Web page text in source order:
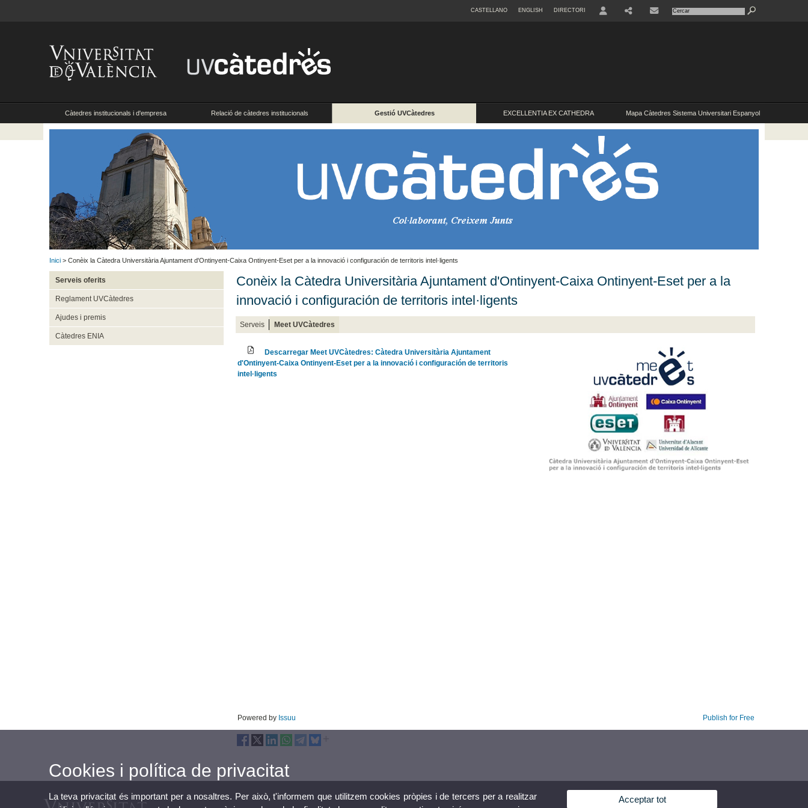
CASTELLANO ENGLISH DIRECTORI
Càtedres institucionals i d'empresa Relació de càtedres institucionals Gestió UVCàtedres EXCELLENTIA EX CATHEDRA Mapa Càtedres Sistema Universitari Espanyol
Inici > Conèix la Càtedra Universitària Ajuntament d'Ontinyent-Caixa Ontinyent-Eset per a la innovació i configuración de territoris intel·ligents
Serveis oferits
Reglament UVCàtedres
Ajudes i premis
Càtedres ENIA
Conèix la Càtedra Universitària Ajuntament d'Ontinyent-Caixa Ontinyent-Eset per a la
innovació i configuración de territoris intel·ligents
Serveis Meet UVCàtedres
Descarregar Meet UVCàtedres: Càtedra Universitària Ajuntament
d'Ontinyent-Caixa Ontinyent-Eset per a la innovació i configuración de territoris
intel·ligents
Powered by Issuu Publish for Free
Cookies i política de privacitat
La teva privacitat és important per a nosaltres. Per això, t'informem que utilitzem cookies pròpies i de tercers per a realitzar
Acceptar tot